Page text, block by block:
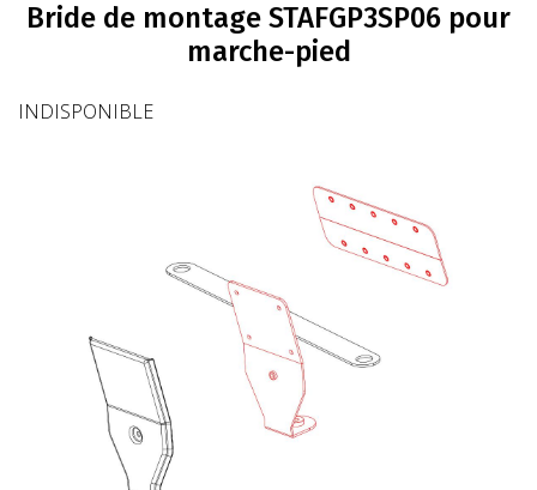
Bride de montage STAFGP3SP06 pour
marche-pied
INDISPONIBLE